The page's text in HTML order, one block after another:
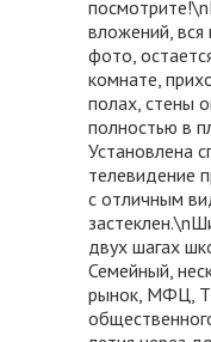
вложений, вся
фото,
комнате,
полах, стены
полностью в
Установлена
телевидение
с отличным
двух шагах
Семейный,
рынок, МФЦ,